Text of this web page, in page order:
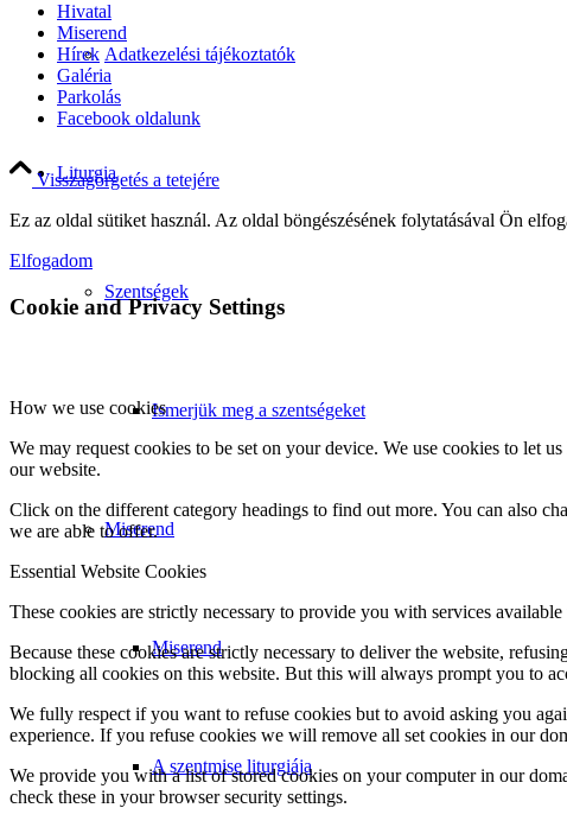
Adatkezelési tájékoztatók
Liturgia
Szentségek
Ismerjük meg a szentségeket
Miserend
Miserend
A szentmise liturgiája
Hivatal
Miserend
Hírek
Galéria
Parkolás
Facebook oldalunk
Visszagörgetés a tetejére
Ez az oldal sütiket használ. Az oldal böngészésének folytatásával Ön
Elfogadom
Cookie and Privacy Settings
How we use cookies
We may request cookies to be set on your device. We use cookies to let
our website.
Click on the different category headings to find out more. You can also
we are able to offer.
Essential Website Cookies
These cookies are strictly necessary to provide you with services
Because these cookies are strictly necessary to deliver the website,
blocking all cookies on this website. But this will always prompt you to
We fully respect if you want to refuse cookies but to avoid asking you
experience. If you refuse cookies we will remove all set cookies in our
We provide you with a list of stored cookies on your computer in our
check these in your browser security settings.